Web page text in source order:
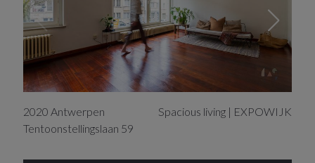
2020 Antwerpen
Tentoonstellingslaan 59
Spacious living | EXPOWIJK